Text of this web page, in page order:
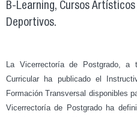
B-Learning, Cursos
Deportivos.
La Vicerrectoría de Postgrado, a
Curricular ha publicado el
Formación Transversal disponibles
Vicerrectoría de Postgrado ha